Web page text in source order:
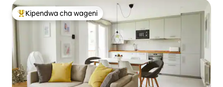
Kipendwa maarufu cha wageni
Kipendwa cha wageni